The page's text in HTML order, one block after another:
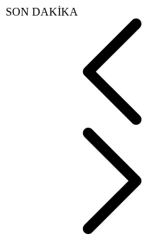
SON DAKİKA